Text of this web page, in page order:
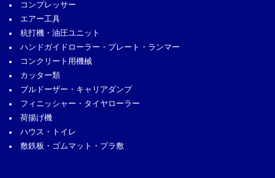
コンプレッサー
エアー工具
杭打機・油圧ユニット
ハンドガイドローラー・プレート・ランマー
コンクリート用機械
カッター類
ブルドーザー・キャリアダンプ
フィニッシャー・タイヤローラー
荷揚げ機
ハウス・トイレ
敷鉄板・ゴムマット・プラ敷